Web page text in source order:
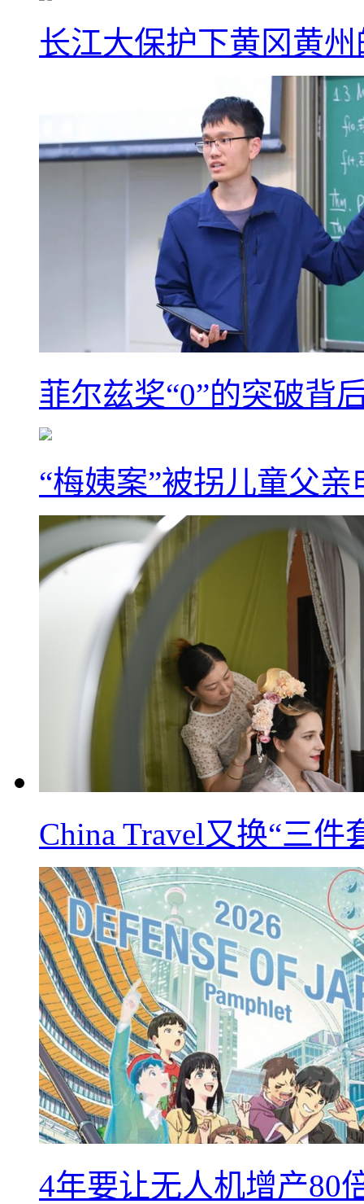
长江大保护下黄冈黄
菲尔兹奖“0”的突破背
“梅姨案”被拐儿童父
China Travel又换“三
4年要让无人机增产80